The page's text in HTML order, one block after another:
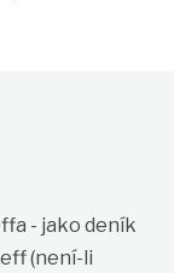
- jako deník
(není-li